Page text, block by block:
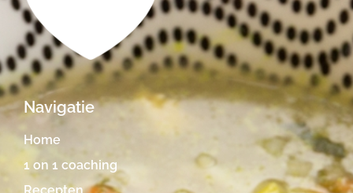
Navigatie
Home
1 on 1 coaching